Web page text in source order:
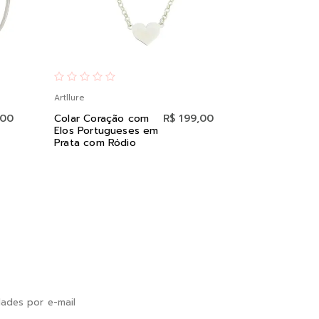
Artllure
Colar Coração com
Elos Portugueses em
Prata com Ródio
R$ 199,00
por e-mail